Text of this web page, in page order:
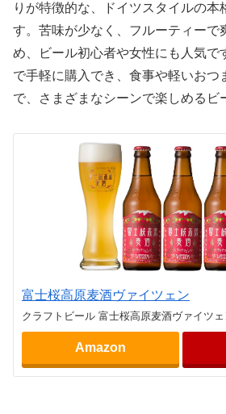
りが特徴的な、ドイツスタイルの本
す。苦味が少なく、フルーティーで
め、ビール初心者や女性にも人気で
で手軽に購入でき、食事や軽いおつ
で、さまざまなシーンで楽しめるビ
富士桜高原麦酒ヴァイツェン
クラフトビール 富士桜高原麦酒ヴァイツェ
Amazon